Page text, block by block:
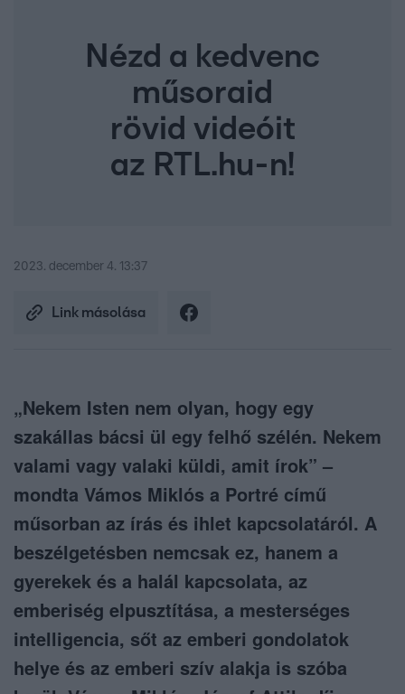
Nézd a kedvenc
műsoraid
rövid videóit
az RTL.hu-n!
2023. december 4. 13:37
Link másolása
„Nekem Isten nem olyan, hogy egy
szakállas bácsi ül egy felhő szélén. Nekem
valami vagy valaki küldi, amit írok” –
mondta Vámos Miklós a Portré című
műsorban az írás és ihlet kapcsolatáról. A
beszélgetésben nemcsak ez, hanem a
gyerekek és a halál kapcsolata, az
emberiség elpusztítása, a mesterséges
intelligencia, sőt az emberi gondolatok
helye és az emberi szív alakja is szóba